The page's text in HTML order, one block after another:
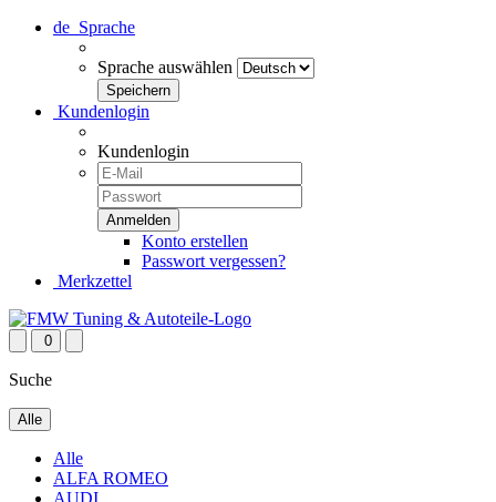
de Sprache
Sprache auswählen
Kundenlogin
Kundenlogin
Konto erstellen
Passwort vergessen?
Merkzettel
0
Suche
Alle
Alle
ALFA ROMEO
AUDI